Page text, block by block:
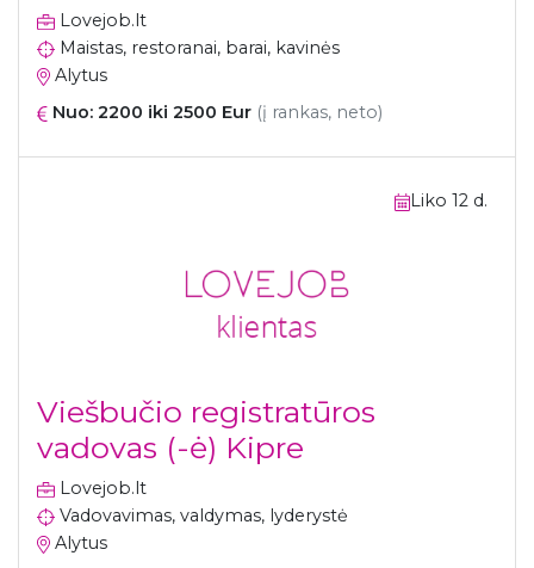
Lovejob.lt
Maistas, restoranai, barai, kavinės
Alytus
Nuo: 2200 iki 2500 Eur (į rankas, neto)
Liko 12 d.
Viešbučio registratūros
vadovas (-ė) Kipre
Lovejob.lt
Vadovavimas, valdymas, lyderystė
Alytus